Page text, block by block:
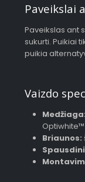
Paveikslai
Paveikslas ant
sukurti. Puikiai
puikia
Vaizdo
Medžiaga:
Optiwhite™
Briaunos: